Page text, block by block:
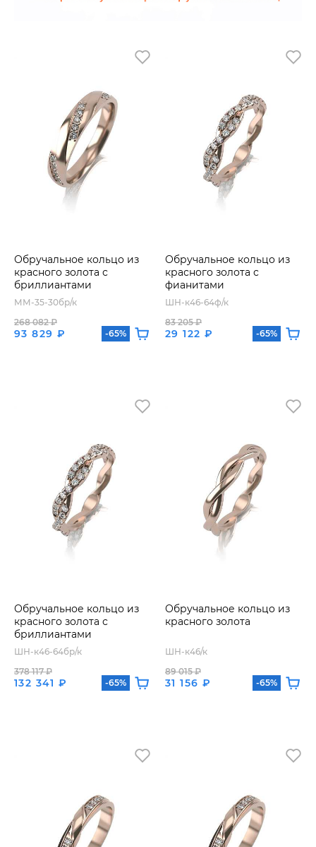
Обручальное кольцо из
красного золота с
бриллиантами
ММ-35-30бр/к
93 829 ₽
268 082 ₽
-65%
Обручальное кольцо из
красного золота с
фианитами
ШН-к46-64ф/к
29 122 ₽
83 205 ₽
-65%
Обручальное кольцо из
красного золота с
бриллиантами
ШН-к46-64бр/к
132 341 ₽
378 117 ₽
-65%
Обручальное кольцо из
красного золота
ШН-к46/к
31 156 ₽
89 015 ₽
-65%